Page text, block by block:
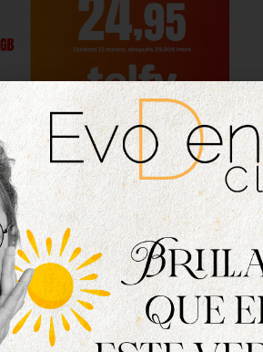
ha encontrado innumerables
festejo. “La primera crónica
de 1929 afectó a Tordesillas.
para sortear todo